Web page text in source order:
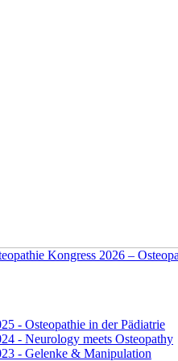
Kongress 2026 –
- Osteopathie in der Pädiatrie
- Neurology meets Osteopathy
- Gelenke & Manipulation